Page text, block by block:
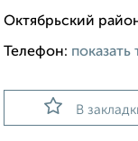
Октябрьский
Телефон:
В